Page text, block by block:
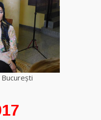
Vrăjitoarea
Minodora
a revenit
din
Ierusalim